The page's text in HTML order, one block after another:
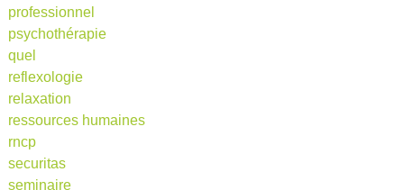
professionnel
psychothérapie
quel
reflexologie
relaxation
ressources humaines
rncp
securitas
seminaire